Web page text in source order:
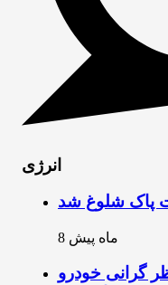
انرژی
پاک شلوغ شد
8 ماه پیش
گرانی خودرو